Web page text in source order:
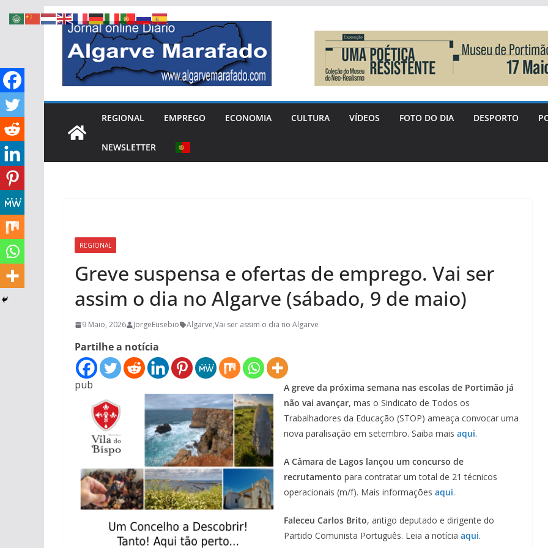
Skip
content
REGIONAL EMPREGO ECONOMIA CULTURA VÍDEOS FOTO DO DIA DESPORTO
NEWSLETTER
REGIONAL
Greve suspensa e ofertas de emprego. Vai ser
assim o dia no Algarve (sábado, 9 de maio)
9 Maio, 2026 JorgeEusebio Algarve,Vai ser assim o dia no Algarve
Partilhe a notícia
pub
A greve da próxima semana nas escolas de Portimão já
não vai avançar, mas o Sindicato de Todos os
Trabalhadores da Educação (STOP) ameaça convocar uma
nova paralisação em setembro. Saiba mais aqui.
A Câmara de Lagos lançou um concurso de
recrutamento para contratar um total de 21 técnicos
operacionais (m/f). Mais informações aqui.
Faleceu Carlos Brito, antigo deputado e dirigente do
Partido Comunista Português. Leia a notícia aqui.